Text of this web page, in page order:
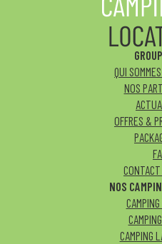
QUI
NOS
OFFRES &
NOS
CAMPING